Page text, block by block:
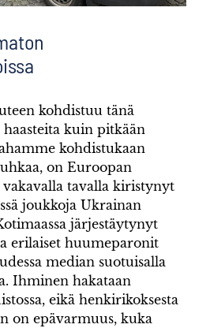
kohdistuu tänä
kuin pitkään
kohdistukaan
on Euroopan
tavalla kiristynyt
joukkoja Ukrainan
järjestäytynyt
erilaiset huumeparonit
median suotuisalla
Ihminen hakataan
eikä henkirikoksesta
on epävarmuus, kuka